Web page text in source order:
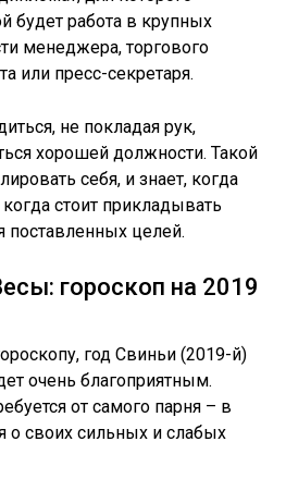
будет работа в крупных
менеджера, торгового
или пресс-секретаря.
не покладая рук,
хорошей должности. Такой
себя, и знает, когда
стоит прикладывать
поставленных целей.
гороскоп на 2019
год Свиньи (2019-й)
очень благоприятным.
от самого парня – в
о своих сильных и слабых